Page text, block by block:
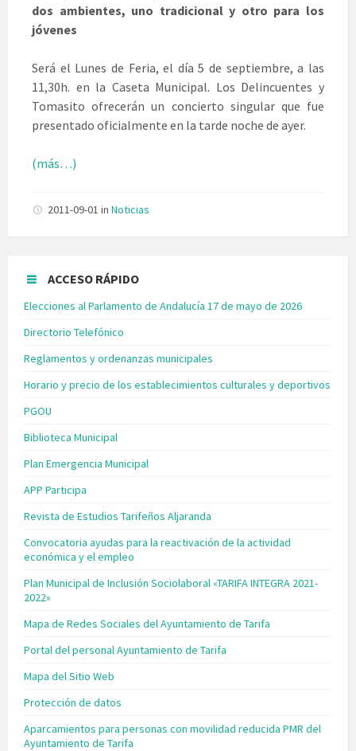
dos ambientes, uno tradicional y otro para los
jóvenes
Será el Lunes de Feria, el día 5 de septiembre, a las
11,30h. en la Caseta Municipal. Los Delincuentes y
Tomasito ofrecerán un concierto singular que fue
presentado oficialmente en la tarde noche de ayer.
(más…)
2011-09-01 in Noticias
ACCESO RÁPIDO
Elecciones al Parlamento de Andalucía 17 de mayo de 2026
Directorio Telefónico
Reglamentos y ordenanzas municipales
Horario y precio de los establecimientos culturales y deportivos
PGOU
Biblioteca Municipal
Plan Emergencia Municipal
APP Participa
Revista de Estudios Tarifeños Aljaranda
Convocatoria ayudas para la reactivación de la actividad
económica y el empleo
Plan Municipal de Inclusión Sociolaboral «TARIFA INTEGRA 2021-
2022»
Mapa de Redes Sociales del Ayuntamiento de Tarifa
Portal del personal Ayuntamiento de Tarifa
Mapa del Sitio Web
Protección de datos
Aparcamientos para personas con movilidad reducida PMR del
Ayuntamiento de Tarifa